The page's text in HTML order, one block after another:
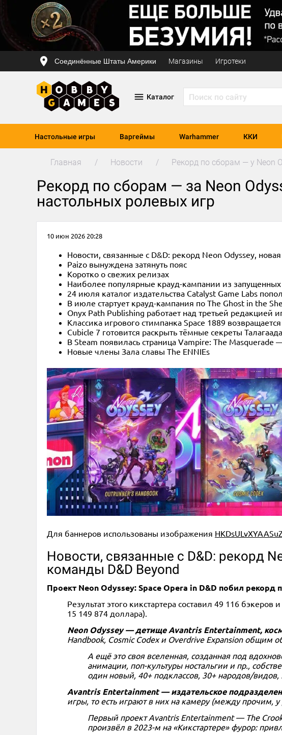
Соединённые Штаты Америки Магазины Игротеки
Каталог
Настольные игры Варгеймы Warhammer ККИ
Главная Новости Рекорд по сборам — у Neon
Рекорд по сборам — за Neon
настольных ролевых игр
10 июн 2026 20:28
Новости, связанные с D&D: рекорд Neon Odyssey,
Paizo вынуждена затянуть пояс
Коротко о свежих релизах
Наиболее популярные крауд-кампании из
24 июля каталог издательства Catalyst Game Labs
В июле стартует крауд-кампания по The Ghost in the
Onyx Path Publishing работает над третьей редакцией
Классика игрового стимпанка Space 1889 возвращается
Cubicle 7 готовится раскрыть тёмные секреты Талагаада
В Steam появилась страница Vampire: The Masquerade
Новые члены Зала славы The ENNIEs
Для баннеров использованы изображения
Новости, связанные с D&D: рекорд
команды D&D Beyond
Проект Neon Odyssey: Space Opera in D&D побил
Результат этого кикстартера составил 49 116
15 149 874 доллара).
Neon Odyssey — детище Avantris Entertainment,
Handbook, Cosmic Codex и Overdrive Expansion общим
А ещё это своя вселенная, созданная под
анимации, поп-культуры ностальгии и пр.,
один новый, 40+ подклассов, 30+ народов/
Avantris Entertainment — издательское
игры, то есть играют в них на камеру (между прочим,
Первый проект Avantris Entertainment — The
произвёл в 2023-м на «Кикстартере» фурор: